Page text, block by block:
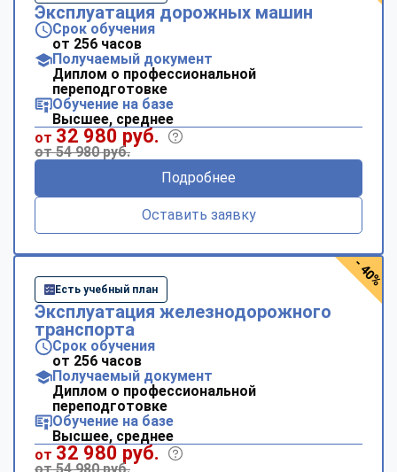
Эксплуатация дорожных машин
Срок обучения
от 256 часов
Получаемый документ
Диплом о профессиональной
переподготовке
Обучение на базе
Высшее, среднее
от 32 980 руб.
от 54 980 руб.
Подробнее
Оставить заявку
Есть учебный план
Эксплуатация железнодорожного
транспорта
Срок обучения
от 256 часов
Получаемый документ
Диплом о профессиональной
переподготовке
Обучение на базе
Высшее, среднее
от 32 980 руб.
- 40%